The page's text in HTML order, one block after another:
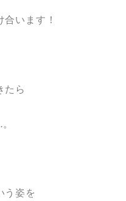
います！
たら
う姿を